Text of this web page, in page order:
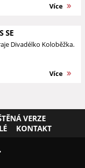
Více
SE
Divadélko Koloběžka.
Více
VERZE
KONTAKT